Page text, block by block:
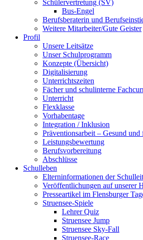
Schülervertretung (SV)
Bus-Engel
Berufsberaterin und
Weitere Mitarbeiter/Gute Geister
Profil
Unsere Leitsätze
Unser Schulprogramm
Konzepte (Übersicht)
Digitalisierung
Unterrichtszeiten
Fächer und schulinterne
Unterricht
Flexklasse
Vorhabentage
Integration / Inklusion
Präventionsarbeit – Gesund
Leistungsbewertung
Berufsvorbereitung
Abschlüsse
Schulleben
Elterninformationen der
Veröffentlichungen auf unserer
Presseartikel im Flensburger
Struensee-Spiele
Lehrer Quiz
Struensee Jump
Struensee Sky-Fall
Struensee-Race